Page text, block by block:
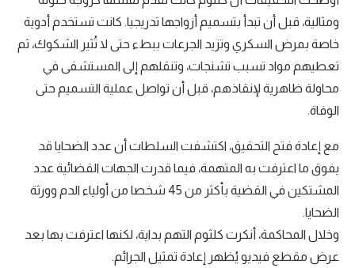
ومثالية، قبل أن تبدأ بتسميم أزواجها تدريجيا. كانت تستخدم أدوية
خاصة بمرض السكري وتزيد الجرعات ببطء حتى لا تُثير الشكوك، ثم
تعطيهم مواد تسبب تشنجات، وتنقلهم إلى المستشفى في
محاولة ظاهرية لإنقاذهم، قبل أن تواصل عملية التسميم حتى
الوفاة.
مع إعادة فتح التحقيق، اكتشفت السلطات أن عدد الضحايا قد
يفوق ما اعترفت به المتهمة، فيما قدرت الجهات القضائية عدد
المشتكين في القضية بأكثر من 45 شخصا من أولياء الدم وورثة
الضحايا.
وخلال المحاكمة، أنكرت كلثوم التهم بداية، لكنها اعترفت بها بعد
عرض مقطع فيديو يُظهر إعادة تمثيل الجرائم.